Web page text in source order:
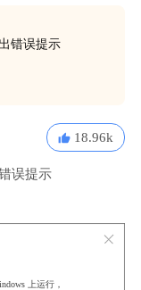
错误提示
18.96k
误提示
上运行，